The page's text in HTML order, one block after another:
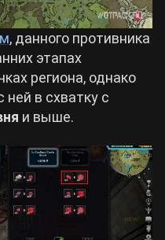
, данного противника
этапах
региона, однако
ней в схватку с
и выше.